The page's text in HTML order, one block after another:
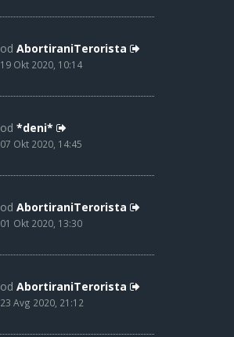
od AbortiraniTerorista
19 Okt 2020, 10:14
od *deni*
07 Okt 2020, 14:45
od AbortiraniTerorista
01 Okt 2020, 13:30
od AbortiraniTerorista
23 Avg 2020, 21:12